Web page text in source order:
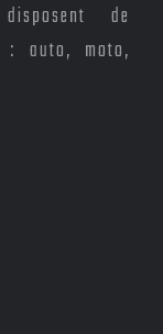
de
: auto, moto,